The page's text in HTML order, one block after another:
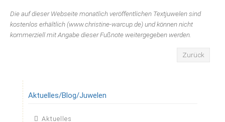
Die auf dieser Webseite monatlich veröffentlichen Textjuwelen sind
kostenlos erhältlich (www.christine-warcup.de) und können nicht
kommerziell mit Angabe dieser Fußnote weitergegeben werden.
Zurück
Aktuelles/Blog/Juwelen
Navigation
Aktuelles